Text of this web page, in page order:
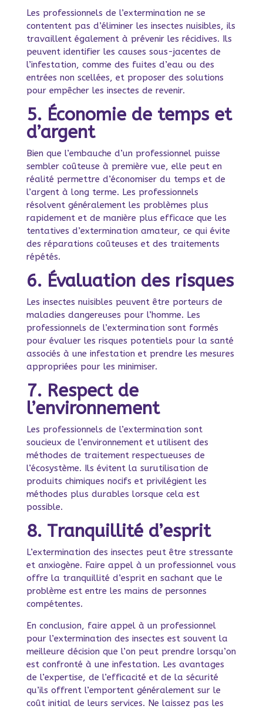
Les professionnels de l’extermination ne se
contentent pas d’éliminer les insectes nuisibles, ils
travaillent également à prévenir les récidives. Ils
peuvent identifier les causes sous-jacentes de
l’infestation, comme des fuites d’eau ou des
entrées non scellées, et proposer des solutions
pour empêcher les insectes de revenir.
5. Économie de temps et
d’argent
Bien que l’embauche d’un professionnel puisse
sembler coûteuse à première vue, elle peut en
réalité permettre d’économiser du temps et de
l’argent à long terme. Les professionnels
résolvent généralement les problèmes plus
rapidement et de manière plus efficace que les
tentatives d’extermination amateur, ce qui évite
des réparations coûteuses et des traitements
répétés.
6. Évaluation des risques
Les insectes nuisibles peuvent être porteurs de
maladies dangereuses pour l’homme. Les
professionnels de l’extermination sont formés
pour évaluer les risques potentiels pour la santé
associés à une infestation et prendre les mesures
appropriées pour les minimiser.
7. Respect de
l’environnement
Les professionnels de l’extermination sont
soucieux de l’environnement et utilisent des
méthodes de traitement respectueuses de
l’écosystème. Ils évitent la surutilisation de
produits chimiques nocifs et privilégient les
méthodes plus durables lorsque cela est
possible.
8. Tranquillité d’esprit
L’extermination des insectes peut être stressante
et anxiogène. Faire appel à un professionnel vous
offre la tranquillité d’esprit en sachant que le
problème est entre les mains de personnes
compétentes.
En conclusion, faire appel à un professionnel
pour l’extermination des insectes est souvent la
meilleure décision que l’on peut prendre lorsqu’on
est confronté à une infestation. Les avantages
de l’expertise, de l’efficacité et de la sécurité
qu’ils offrent l’emportent généralement sur le
coût initial de leurs services. Ne laissez pas les